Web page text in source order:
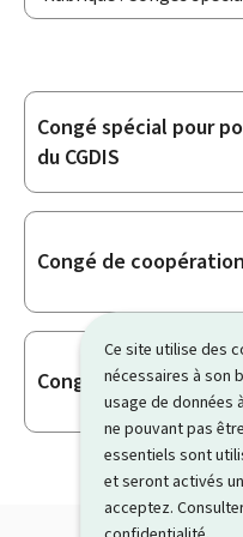
Ce site utilise des
nécessaires à son
usage de données
ne pouvant pas
essentiels sont
et seront activés
acceptez.
Sous-
rubriques
Congé spécial pour
du CGDIS
Congé de
Congé-jeunesse